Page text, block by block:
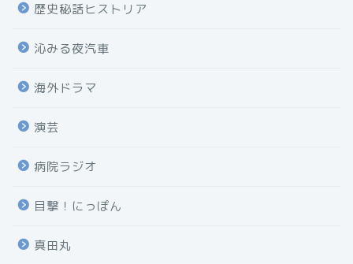
歴史秘話ヒストリア
沁みる夜汽車
海外ドラマ
演芸
病院ラジオ
目撃！にっぽん
真田丸